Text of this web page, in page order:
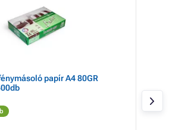
papír A4 80GR